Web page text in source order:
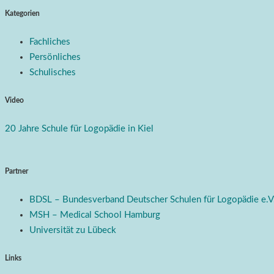
Kategorien
Fachliches
Persönliches
Schulisches
Video
20 Jahre Schule für Logopädie in Kiel
Partner
BDSL – Bundesverband Deutscher Schulen für Logopädie
MSH – Medical School Hamburg
Universität zu Lübeck
Links